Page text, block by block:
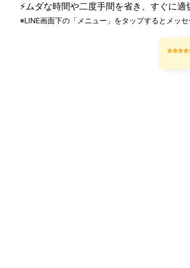
⚡ムダな時間や二度手間を省き、すぐに適
※LINE画面下の「メニュー」をタップするとメッ